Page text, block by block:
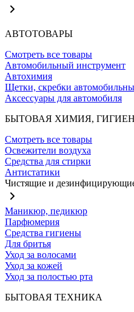
АВТОТОВАРЫ
Смотреть все товары
Автомобильный инструмент
Автохимия
Щетки, скребки
Аксессуары для автомобиля
БЫТОВАЯ ХИМИЯ,
Смотреть все товары
Освежители воздуха
Средства для стирки
Антистатики
Чистящие и дезинфицирующие
Маникюр, педикюр
Парфюмерия
Средства гигиены
Для бритья
Уход за волосами
Уход за кожей
Уход за полостью рта
БЫТОВАЯ ТЕХНИКА